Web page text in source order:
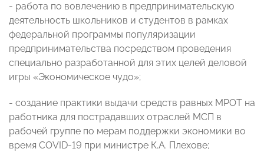
- работа по вовлечению в предпринимательскую
деятельность школьников и студентов в рамках
федеральной программы популяризации
предпринимательства посредством проведения
специально разработанной для этих целей деловой
игры «Экономическое чудо»;
- создание практики выдачи средств равных МРОТ на
работника для пострадавших отраслей МСП в
рабочей группе по мерам поддержки экономики во
время COVID-19 при министре К.А. Плехове;